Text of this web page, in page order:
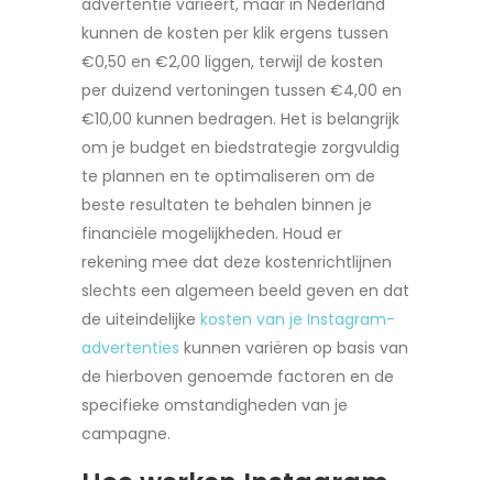
kunnen de kosten per klik ergens tussen
€0,50 en €2,00 liggen, terwijl de kosten
per duizend vertoningen tussen €4,00 en
€10,00 kunnen bedragen. Het is belangrijk
om je budget en biedstrategie zorgvuldig
te plannen en te optimaliseren om de
beste resultaten te behalen binnen je
financiële mogelijkheden. Houd er
rekening mee dat deze kostenrichtlijnen
slechts een algemeen beeld geven en dat
de uiteindelijke kosten van je Instagram-
advertenties kunnen variëren op basis van
de hierboven genoemde factoren en de
specifieke omstandigheden van je
campagne.